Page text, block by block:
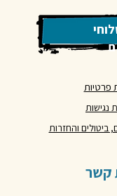
ם
פרטיות
נגישות
ביטולים והחזרות
קשר